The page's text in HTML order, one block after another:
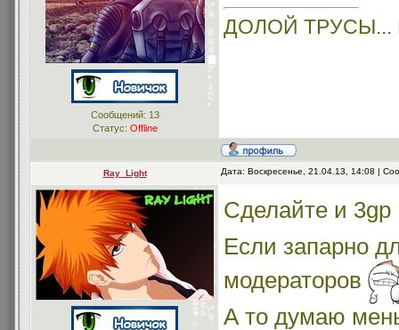
Сообщений: 13
Статус: Offline
ДОЛОЙ ТРУСЫ...
Ray_Light Дата: Воскресенье, 21.04.13, 14:08 |
Сделайте и
Если запарно
модераторов
А то думаю